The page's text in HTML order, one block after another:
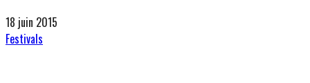
18 juin 2015
Festivals